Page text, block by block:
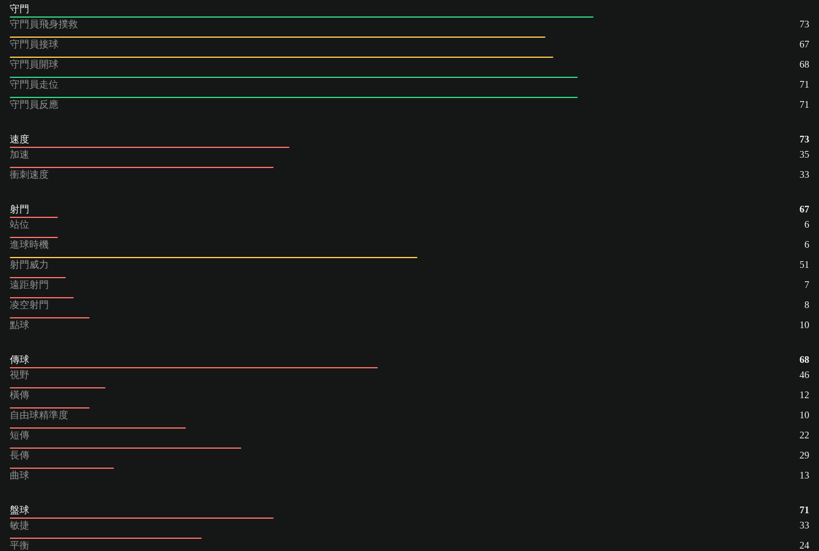
守門
守門員飛身撲救
73
守門員接球
67
守門員開球
68
守門員走位
71
守門員反應
71
速度
73
加速
35
衝刺速度
33
射門
67
站位
6
進球時機
6
射門威力
51
遠距射門
7
凌空射門
8
點球
10
傳球
68
視野
46
橫傳
12
自由球精準度
10
短傳
22
長傳
29
曲球
13
盤球
71
敏捷
33
平衡
24